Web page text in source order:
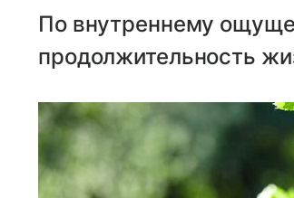
По внутреннему
продолжительность